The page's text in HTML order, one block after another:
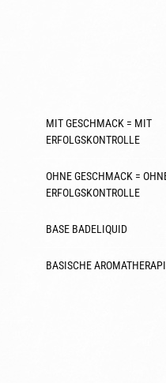
MIT GESCHMACK = MIT
ERFOLGSKONTROLLE
OHNE GESCHMACK =
ERFOLGSKONTROLLE
BASE BADELIQUID
BASISCHE